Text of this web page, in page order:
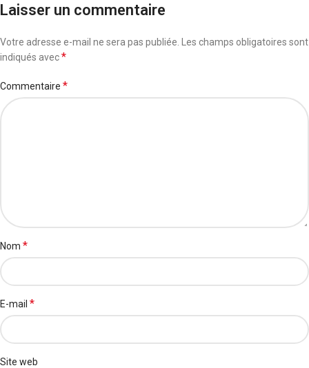
Laisser un commentaire
Votre adresse e-mail ne sera pas publiée. Les champs obligatoires sont
indiqués avec*
Commentaire *
Nom *
E-mail *
Site web